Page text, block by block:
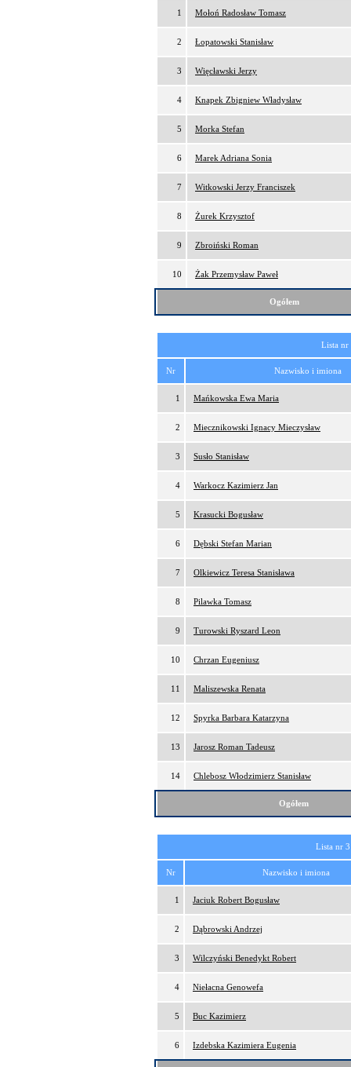
1 Mołoń Radosław Tomasz
2 Łopatowski Stanisław
3 Więcławski Jerzy
4 Knapek Zbigniew Władysław
5 Morka Stefan
6 Marek Adriana Sonia
7 Witkowski Jerzy Franciszek
8 Żurek Krzysztof
9 Zbroiński Roman
10 Żak Przemysław Paweł
Ogółem
Lista
Nr Nazwisko i imiona
1 Mańkowska Ewa Maria
2 Miecznikowski Ignacy Mieczysław
3 Susło Stanisław
4 Warkocz Kazimierz Jan
5 Krasucki Bogusław
6 Dębski Stefan Marian
7 Olkiewicz Teresa Stanisława
8 Pilawka Tomasz
9 Turowski Ryszard Leon
10 Chrzan Eugeniusz
11 Maliszewska Renata
12 Spyrka Barbara Katarzyna
13 Jarosz Roman Tadeusz
14 Chlebosz Włodzimierz Stanisław
Ogółem
Lista nr
Nr Nazwisko i imiona
1 Jaciuk Robert Bogusław
2 Dąbrowski Andrzej
3 Wilczyński Benedykt Robert
4 Niełacna Genowefa
5 Buc Kazimierz
6 Izdebska Kazimiera Eugenia